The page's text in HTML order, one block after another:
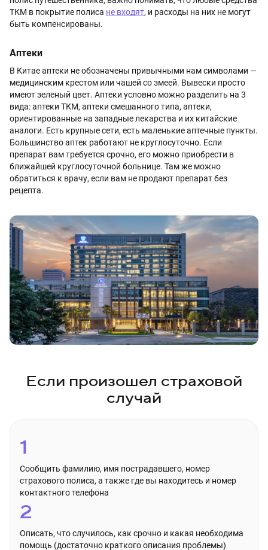
ТКМ в покрытие полиса не входят, и расходы на них не могут
быть компенсированы.
Аптеки
В Китае аптеки не обозначены привычными нам символами —
медицинским крестом или чашей со змеей. Вывески просто
имеют зеленый цвет. Аптеки условно можно разделить на 3
вида: аптеки ТКМ, аптеки смешанного типа, аптеки,
ориентированные на западные лекарства и их китайские
аналоги. Есть крупные сети, есть маленькие аптечные пункты.
Большинство аптек работают не круглосуточно. Если
препарат вам требуется срочно, его можно приобрести в
ближайшей круглосуточной больнице. Там же можно
обратиться к врачу, если вам не продают препарат без
рецепта.
Если произошел страховой
случай
1
Сообщить фамилию, имя пострадавшего, номер
страхового полиса, а также где вы находитесь и номер
контактного телефона
2
Описать, что случилось, как срочно и какая необходима
помощь (достаточно краткого описания проблемы)